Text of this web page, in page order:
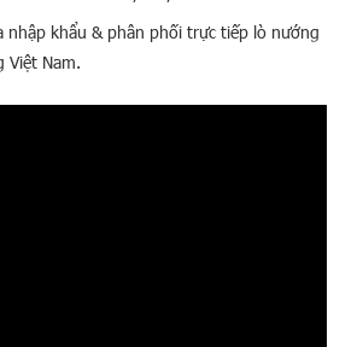
nhập khẩu & phân phối trực tiếp lò nướng
Việt Nam.